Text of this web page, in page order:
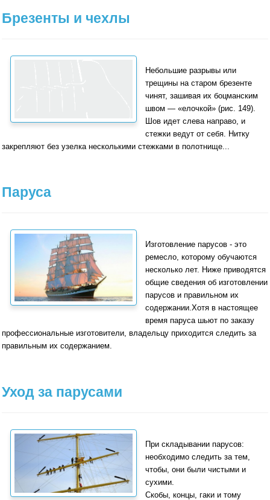
Брезенты и чехлы
Небольшие разрывы или
трещины на старом бре­зенте
чинят, зашивая их боцманским
швом — «елоч­кой» (рис. 149).
Шов идет слева направо, и
стежки ведут от себя. Нитку
закрепляют без узелка не­сколькими стежками в полотнище...
Паруса
Изготовление парусов - это
ремесло, которому обучаются
несколько лет. Ниже приводятся
общие сведения об изготовлении
парусов и правильном их
содержании.Хотя в настоящее
время паруса шьют по заказу
профессиональные изготовители, владельцу приходит­ся следить за
правильным их содержанием.
Уход за парусами
При складывании парусов:
необходимо следить за тем,
чтобы, они были чистыми и
сухими.
Скобы, концы, гаки и тому